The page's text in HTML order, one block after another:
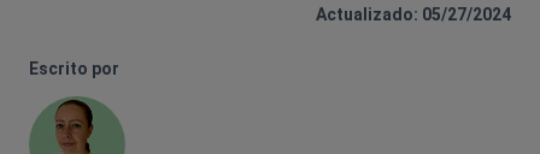
Actualizado: 05/27/2024
Escrito por